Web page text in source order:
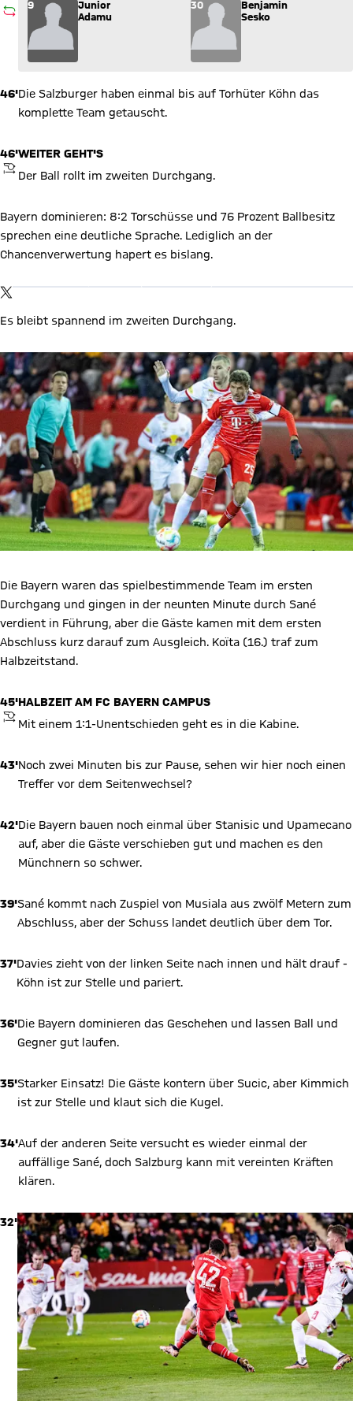
AUSWECHSLUNG
Wechsel: Junior Adamu (9) kommt für Benjamin Sesko (30)
9
Junior
Adamu
30
Benjamin
Sesko
46'Die Salzburger haben einmal bis auf Torhüter Köhn das
komplette Team getauscht.
46'
ANPFIFF
WEITER GEHT'S
Der Ball rollt im zweiten Durchgang.
Bayern dominieren: 8:2 Torschüsse und 76 Prozent Ballbesitz
sprechen eine deutliche Sprache. Lediglich an der
Chancenverwertung hapert es bislang.
TWITTER-BEITRAG
X Inhalte anzeigen
verarbeiten. Vorher kann das soziale Netzwerk keine Daten über
gespeichert und Sie können dies jederzeit in der
Es bleibt spannend im zweiten Durchgang.
Die Bayern waren das spielbestimmende Team im ersten
Durchgang und gingen in der neunten Minute durch Sané
verdient in Führung, aber die Gäste kamen mit dem ersten
Abschluss kurz darauf zum Ausgleich. Koïta (16.) traf zum
Halbzeitstand.
45'
ANPFIFF
HALBZEIT AM FC BAYERN CAMPUS
Mit einem 1:1-Unentschieden geht es in die Kabine.
43'Noch zwei Minuten bis zur Pause, sehen wir hier noch einen
Treffer vor dem Seitenwechsel?
42'Die Bayern bauen noch einmal über Stanisic und Upamecano
auf, aber die Gäste verschieben gut und machen es den
Münchnern so schwer.
39'Sané kommt nach Zuspiel von Musiala aus zwölf Metern zum
Abschluss, aber der Schuss landet deutlich über dem Tor.
37'Davies zieht von der linken Seite nach innen und hält drauf -
Köhn ist zur Stelle und pariert.
36'Die Bayern dominieren das Geschehen und lassen Ball und
Gegner gut laufen.
35'Starker Einsatz! Die Gäste kontern über Sucic, aber Kimmich
ist zur Stelle und klaut sich die Kugel.
34'Auf der anderen Seite versucht es wieder einmal der
auffällige Sané, doch Salzburg kann mit vereinten Kräften
klären.
32'